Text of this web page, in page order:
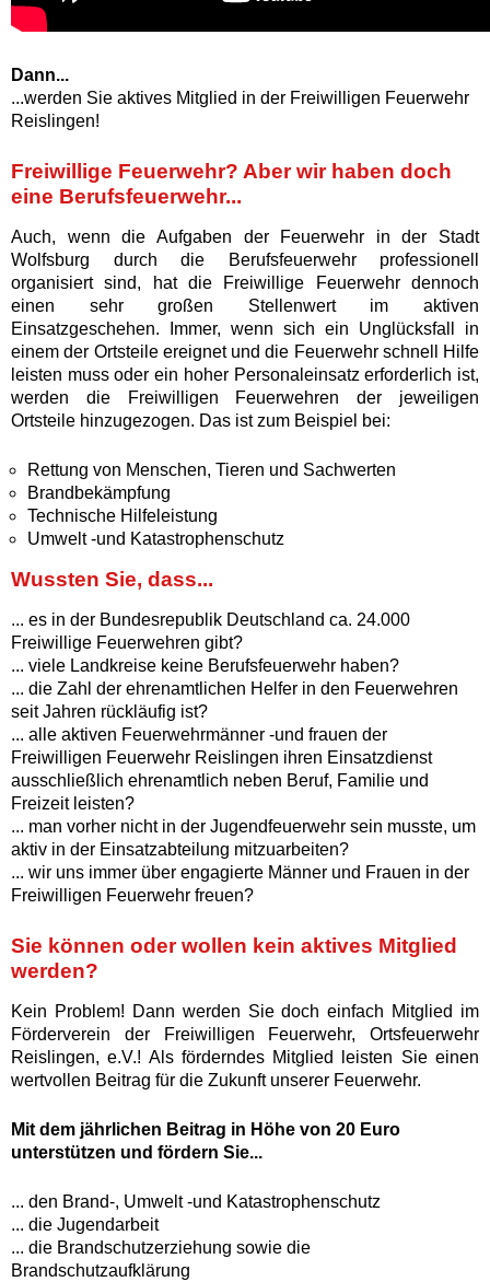
Dann...
...werden Sie aktives Mitglied in der Freiwilligen Feuerwehr
Reislingen!
Freiwillige Feuerwehr? Aber wir haben doch
eine Berufsfeuerwehr...
Auch, wenn die Aufgaben der Feuerwehr in der Stadt
Wolfsburg durch die Berufsfeuerwehr professionell
organisiert sind, hat die Freiwillige Feuerwehr dennoch
einen sehr großen Stellenwert im aktiven
Einsatzgeschehen. Immer, wenn sich ein Unglücksfall in
einem der Ortsteile ereignet und die Feuerwehr schnell Hilfe
leisten muss oder ein hoher Personaleinsatz erforderlich ist,
werden die Freiwilligen Feuerwehren der jeweiligen
Ortsteile hinzugezogen. Das ist zum Beispiel bei:
Rettung von Menschen, Tieren und Sachwerten
Brandbekämpfung
Technische Hilfeleistung
Umwelt -und Katastrophenschutz
Wussten Sie, dass...
... es in der Bundesrepublik Deutschland ca. 24.000
Freiwillige Feuerwehren gibt?
... viele Landkreise keine Berufsfeuerwehr haben?
... die Zahl der ehrenamtlichen Helfer in den Feuerwehren
seit Jahren rückläufig ist?
... alle aktiven Feuerwehrmänner -und frauen der
Freiwilligen Feuerwehr Reislingen ihren Einsatzdienst
ausschließlich ehrenamtlich neben Beruf, Familie und
Freizeit leisten?
... man vorher nicht in der Jugendfeuerwehr sein musste, um
aktiv in der Einsatzabteilung mitzuarbeiten?
... wir uns immer über engagierte Männer und Frauen in der
Freiwilligen Feuerwehr freuen?
Sie können oder wollen kein aktives Mitglied
werden?
Kein Problem! Dann werden Sie doch einfach Mitglied im
Förderverein der Freiwilligen Feuerwehr, Ortsfeuerwehr
Reislingen, e.V.! Als förderndes Mitglied leisten Sie einen
wertvollen Beitrag für die Zukunft unserer Feuerwehr.
Mit dem jährlichen Beitrag in Höhe von 20 Euro
unterstützen und fördern Sie...
... den Brand-, Umwelt -und Katastrophenschutz
... die Jugendarbeit
... die Brandschutzerziehung sowie die
Brandschutzaufklärung